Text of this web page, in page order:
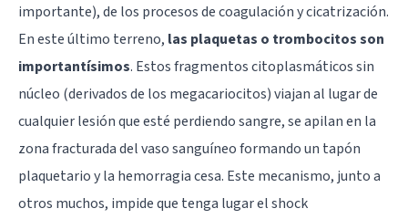
importante), de los procesos de coagulación y cicatrización.
En este último terreno, las plaquetas o trombocitos son
importantísimos. Estos fragmentos citoplasmáticos sin
núcleo (derivados de los megacariocitos) viajan al lugar de
cualquier lesión que esté perdiendo sangre, se apilan en la
zona fracturada del vaso sanguíneo formando un tapón
plaquetario y la hemorragia cesa. Este mecanismo, junto a
otros muchos, impide que tenga lugar el shock